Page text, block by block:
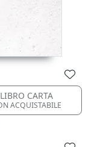
LIBRO CARTA
NON ACQUISTABILE